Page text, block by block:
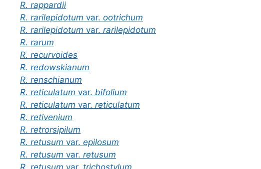
R. rappardii
R. rarilepidotum var. ootrichum
R. rarilepidotum var. rarilepidotum
R. rarum
R. recurvoides
R. redowskianum
R. renschianum
R. reticulatum var. bifolium
R. reticulatum var. reticulatum
R. retivenium
R. retrorsipilum
R. retusum var. epilosum
R. retusum var. retusum
R. retusum var. trichostylum